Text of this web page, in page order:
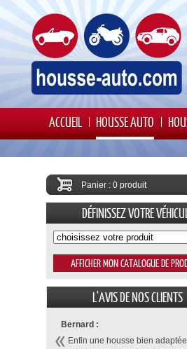
ACCUEIL HOUSSE AUTO
Panier : 0 produit
DÉFINISSEZ VOTRE
L'AVIS DE NOS CLIENTS
Bernard :
Enfin une housse bien